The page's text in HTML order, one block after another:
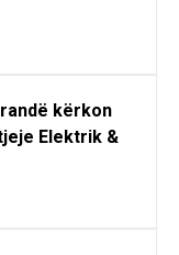
kërkon
Elektrik &